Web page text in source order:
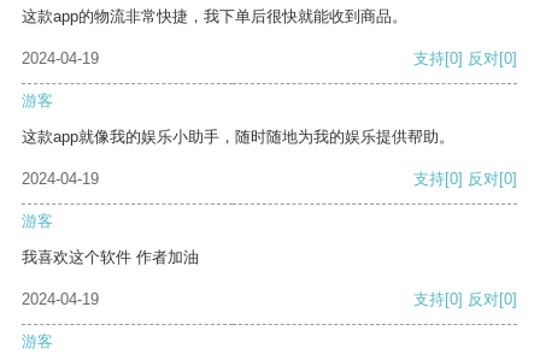
这款app的物流非常快捷，我下单后很快就能收到商品。
2024-04-19 支持[0] 反对[0]
游客
这款app就像我的娱乐小助手，随时随地为我的娱乐提供帮助。
2024-04-19 支持[0] 反对[0]
游客
我喜欢这个软件 作者加油
2024-04-19 支持[0] 反对[0]
游客